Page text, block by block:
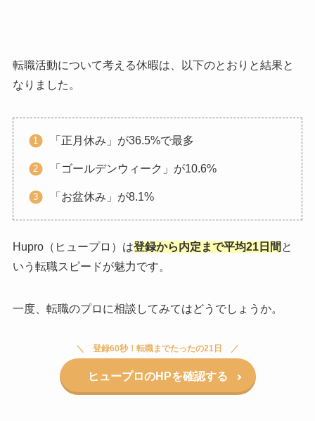
転職活動について考える休暇は、以下のとおりと結果と
なりました。
「正月休み」が36.5%で最多
「ゴールデンウィーク」が10.6%
「お盆休み」が8.1%
Hupro（ヒュープロ）は登録から内定まで平均21日間 と
いう転職スピードが魅力です。
一度、転職のプロに相談してみてはどうでしょうか。
登録60秒！転職までたったの21日
ヒュープロのHPを確認する